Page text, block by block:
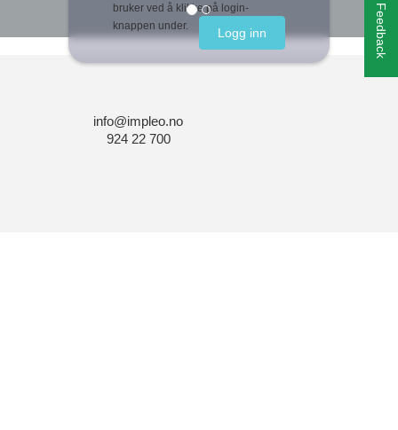
bruker ved å klikke på login-
knappen under.
Logg inn
info@impleo.no
924 22 700
Feedback